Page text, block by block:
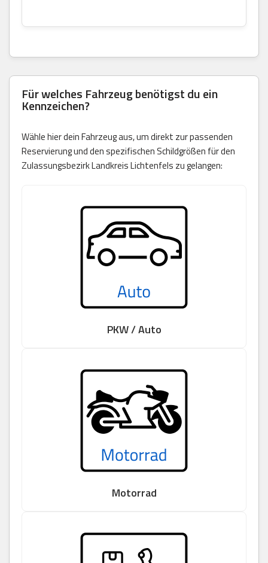
Für welches Fahrzeug benötigst du ein
Kennzeichen?
Wähle hier dein Fahrzeug aus, um direkt zur passenden
Reservierung und den spezifischen Schildgrößen für den
Zulassungsbezirk Landkreis Lichtenfels zu gelangen:
PKW / Auto
Motorrad